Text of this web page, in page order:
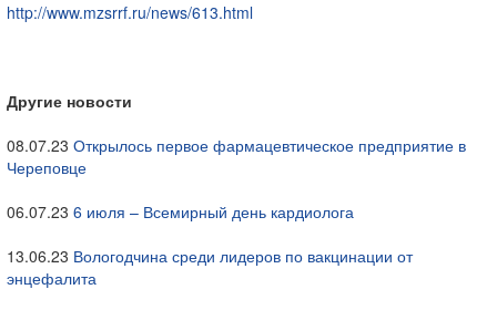
http://www.mzsrrf.ru/news/613.html
Другие новости
08.07.23 Открылось первое фармацевтическое предприятие в
Череповце
06.07.23 6 июля – Всемирный день кардиолога
13.06.23 Вологодчина среди лидеров по вакцинации от
энцефалита